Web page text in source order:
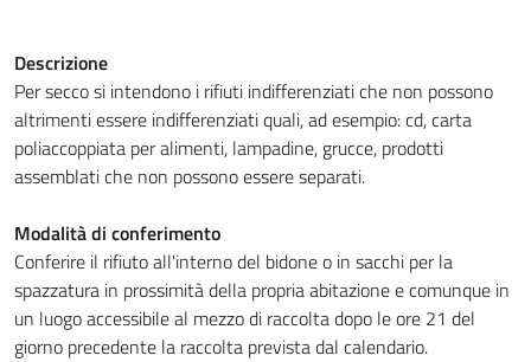
Descrizione
Per secco si intendono i rifiuti indifferenziati che non possono
altrimenti essere indifferenziati quali, ad esempio: cd, carta
poliaccoppiata per alimenti, lampadine, grucce, prodotti
assemblati che non possono essere separati.
Modalità di conferimento
Conferire il rifiuto all'interno del bidone o in sacchi per la
spazzatura in prossimità della propria abitazione e comunque in
un luogo accessibile al mezzo di raccolta dopo le ore 21 del
giorno precedente la raccolta prevista dal calendario.